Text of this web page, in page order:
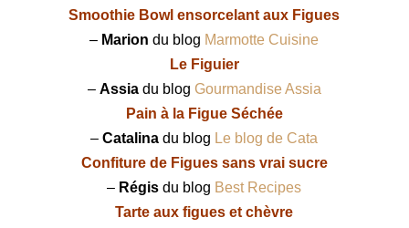
Smoothie Bowl ensorcelant aux Figues
– Marion du blog Marmotte Cuisine
Le Figuier
– Assiadu blog Gourmandise Assia
Pain à la Figue Séchée
–Catalina du blog Le blog de Cata
Confiture de Figues sans vrai sucre
– Régis du blog Best Recipes
Tarte aux figues et chèvre